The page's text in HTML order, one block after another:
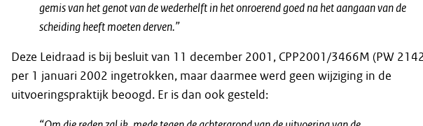
gemis van het genot van de wederhelft in het onroerend goed na het aangaan van de
scheiding heeft moeten derven.”
Deze Leidraad is bij besluit van 11 december 2001, CPP2001/3466M (PW
per 1 januari 2002 ingetrokken, maar daarmee werd geen wijziging in de
uitvoeringspraktijk beoogd. Er is dan ook gesteld: